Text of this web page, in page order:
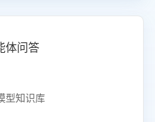
体问答
型知识库